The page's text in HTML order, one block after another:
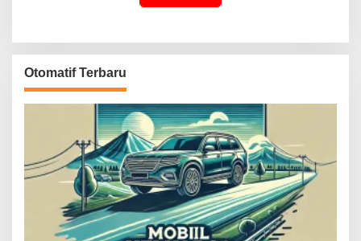
Otomatif Terbaru